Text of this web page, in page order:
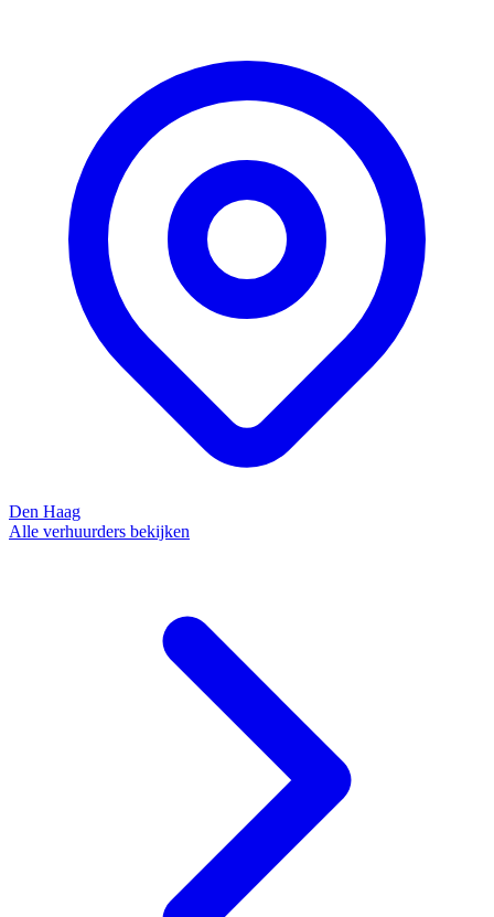
Den Haag
Alle verhuurders bekijken